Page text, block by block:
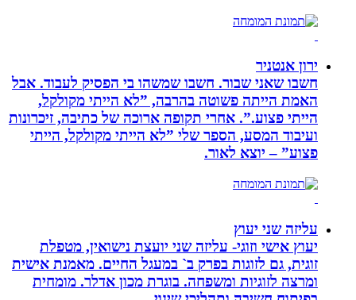
ירון אנטניר
חשבו שאני שבור. חשבו שמשהו בי הפסיק לעבוד. אבל
האמת הייתה פשוטה בהרבה, ”לא הייתי מקולקל,
הייתי פצוע.”. אחרי תקופה ארוכה של כתיבה, זיכרונות
ועיבוד המסע, הספר שלי ”לא הייתי מקולקל, הייתי
פצוע” – יוצא לאור.
עליזה שני יעוץ
יעוץ אישי וזוגי- עליזה שני יועצת נישואין, מטפלת
זוגית, גם לזוגות בפרק ב` במעגל החיים. מאמנת אישית
ומרצה לזוגיות ומשפחה. בוגרת מכון אדלר. מומחית